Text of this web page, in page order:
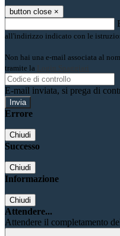
button close ×
all'indirizzo indicato con le
Non hai una e-mail associata al
tramite la
Login Spaggiari
E-mail inviata, si prega di
Errore
Chiudi
Successo
Chiudi
Informazione
Chiudi
Attendere...
Attendere il completamento